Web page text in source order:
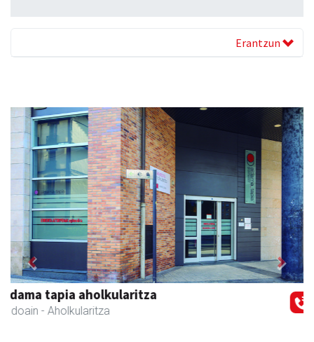
Erantzun
Arruti gozotegia
Andoain - Gozotegiak
Previous Next